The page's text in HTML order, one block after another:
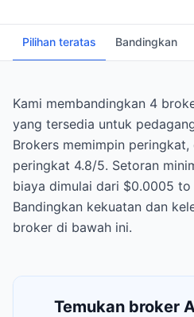
Pilihan teratas Bandingkan
Kami membandingkan 4
yang tersedia untuk
Brokers memimpin
peringkat 4.8/5. Setoran
biaya dimulai dari $0.0005
Bandingkan kekuatan dan
broker di bawah ini.
Temukan broker